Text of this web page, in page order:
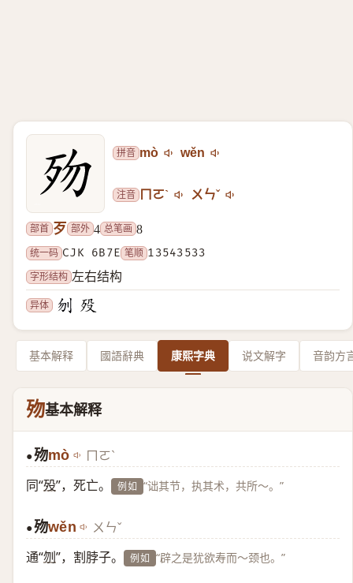
拼音 mò wěn
注音 ㄇㄛˋ ㄨㄣˇ
部首 歹 部外 4 总笔画 8
统一码 CJK 6B7E 笔顺 13543533
字形结构 左右结构
异体
基本解释 國語辭典 康熙字典 说文解字 音韵方
歾基本解释
●歾mò ㄇㄛˋ
同“殁”，死亡。 例如 “诎其节，执其术，共所～。”
●歾wěn ㄨㄣˇ
通“刎”，割脖子。 例如 “辟之是犹欲寿而～颈也。”